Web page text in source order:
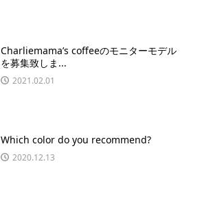
Charliemama’s coffeeのモニターモデル
を募集致しま...
2021.02.01
Which color do you recommend?
2020.12.13